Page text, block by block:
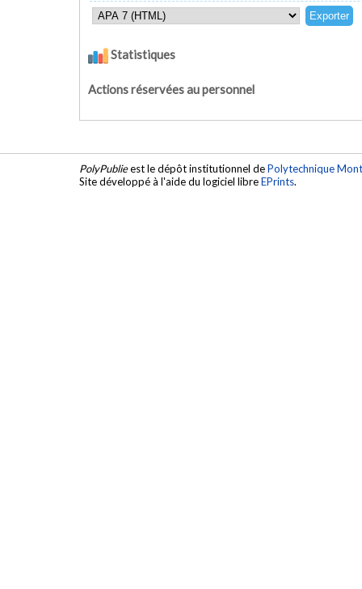
Statistiques
Actions réservées au personnel
PolyPublieest le dépôt institutionnel dePolytechnique
Site développé à l'aide du logiciel libreEPrints.